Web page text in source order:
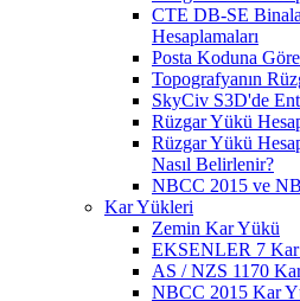
CTE DB-SE
Hesaplamaları
Posta Koduna
Topografyanın
SkyCiv S3D'de
Rüzgar Yükü
Rüzgar Yükü
Nasıl Belirlenir?
NBCC 2015 ve
Kar Yükleri
Zemin Kar Yükü
EKSENLER 7 Kar
AS / NZS 1170
NBCC 2015 Kar